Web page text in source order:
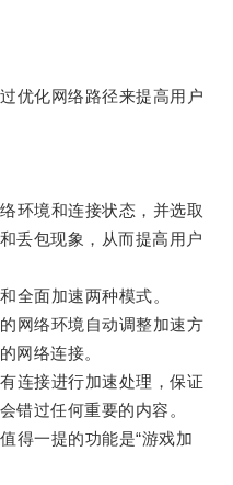
化网络路径来提高用户
境和连接状态，并选取
丢包现象，从而提高用户
面加速两种模式。
络环境自动调整加速方
网络连接。
接进行加速处理，保证
错过任何重要的内容。
一提的功能是“游戏加